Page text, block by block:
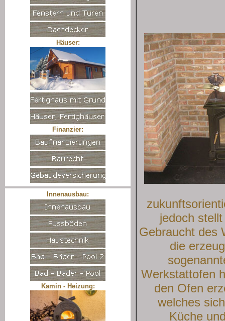
Häuser:
Finanzier:
Innenausbau:
Kamin - Heizung:
jedoch
Gebraucht des
die
Werkstattofen
den Ofen
welches
Küche